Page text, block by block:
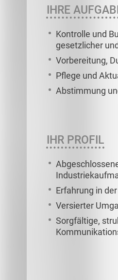
IHRE
Kontrolle und
gesetzlicher
Vorbereitung,
Pflege und
Abstimmung
IHR PROFIL
Erfahrung in
Versierter
Sorgfältige,